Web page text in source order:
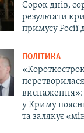
Сорок днів,
результати
примусу Росії
ПОЛІТИКА
виснаження»:
у Криму
та залякує